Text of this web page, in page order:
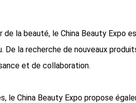
la beauté, le China Beauty Expo
De la recherche de nouveaux
et de collaboration.
le China Beauty Expo propose